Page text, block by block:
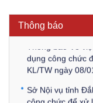
Thông báo
KL/TW ngày 08/
dụng công chức
KL/TW ngày 08/
Sở Nội vụ tỉnh
công chức để